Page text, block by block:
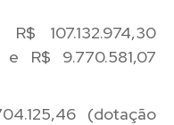
107.132.974,30
R$ 9.770.581,07
(dotação